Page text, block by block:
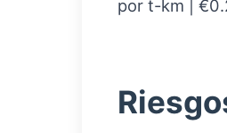
por t-km |